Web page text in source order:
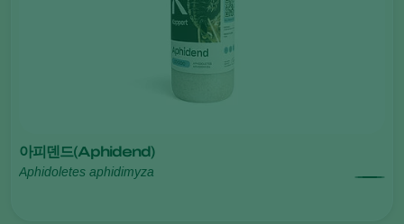
아피덴드(Aphidend)
Aphidoletes aphidimyza